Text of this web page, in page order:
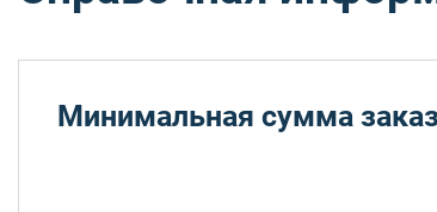
Минимальная сумма